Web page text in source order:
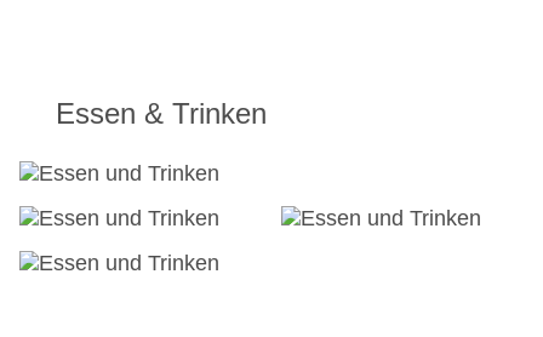
24h Rezeption
Parkplatz: gegen Gebühr
Check-out bis: 12:00:00
Konferenzraum
Hotelsafe
Essen & Trinken